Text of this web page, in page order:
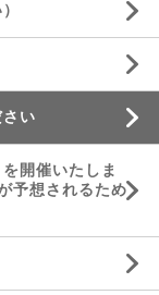
い
開催いたしま
予想されるため